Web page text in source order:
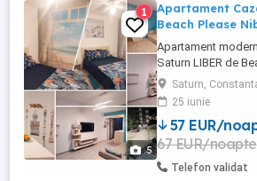
5
1
Apartament
Beach Please
Apartament
Saturn LIBER de
incepand de la 350
cazarea perfectă
pentru o vacanță la
apartament
(Complex Alfa Beta,
1), cu o capacitate
Saturn,
25 iunie
57 EUR/
67 EUR/noapte
Telefon validat